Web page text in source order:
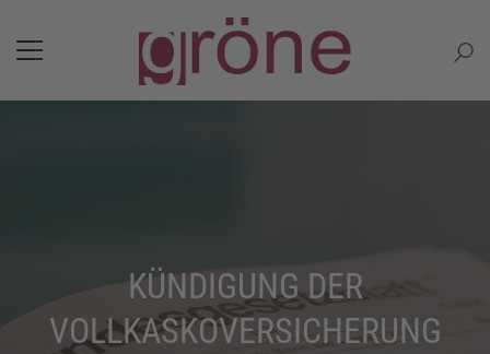
KÜNDIGUNG DER
VOLLKASKOVERSICHERUNG